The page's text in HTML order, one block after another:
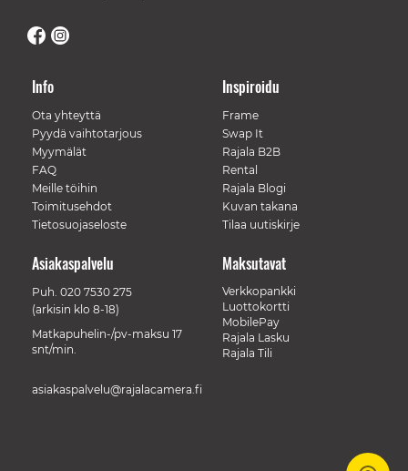
Info
Ota yhteyttä
Pyydä vaihtotarjous
Myymälät
FAQ
Meille töihin
Toimitusehdot
Tietosuojaseloste
Inspiroidu
Frame
Swap It
Rajala B2B
Rental
Rajala Blogi
Kuvan takana
Tilaa uutiskirje
Maksutavat
Verkkopankki
Luottokortti
MobilePay
Rajala Lasku
Rajala Tili
Asiakaspalvelu
Puh. 020 7530 275
(arkisin klo 8-18)
Matkapuhelin-/pv-maksu 17
snt/min.
asiakaspalvelu@rajalacamera.fi